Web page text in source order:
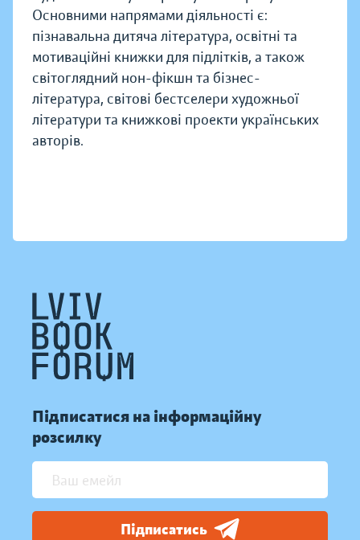
Основними напрямами діяльності є:
пізнавальна дитяча література, освітні та
мотиваційні книжки для підлітків, а також
світоглядний нон-фікшн та бізнес-
література, світові бестселери художньої
літератури та книжкові проекти українських
авторів.
Підписатися на інформаційну
розсилку
Підписатись